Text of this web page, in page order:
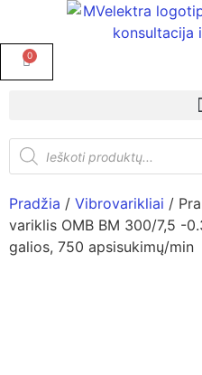
0
Pradžia / Vibrovarikliai /
variklis OMB BM 300/7,5 -
galios, 750 apsisukimų/min